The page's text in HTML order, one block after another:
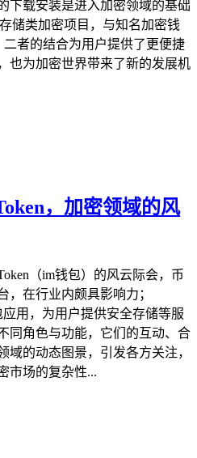
下载安装是进入加密领域的基础
储类加密项目，与知名加密钱
二者的结合为用户提供了更便捷
也为加密世界带来了新的发展机
，加密领域的风
（im钱包）的风云际会，币
，在行业内颇具影响力；
用，为用户提供安全存储等服
同角色与功能，它们的互动、合
域的动态图景，引发各方关注，
市场的复杂性...